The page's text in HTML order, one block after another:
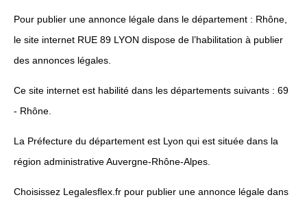
Pour publier une annonce légale dans le département : Rhône,
le site internet RUE 89 LYON dispose de l’habilitation à publier
des annonces légales.
Ce site internet est habilité dans les départements suivants : 69
- Rhône.
La Préfecture du département est Lyon qui est située dans la
région administrative Auvergne-Rhône-Alpes.
Choisissez Legalesflex.fr pour publier une annonce légale dans